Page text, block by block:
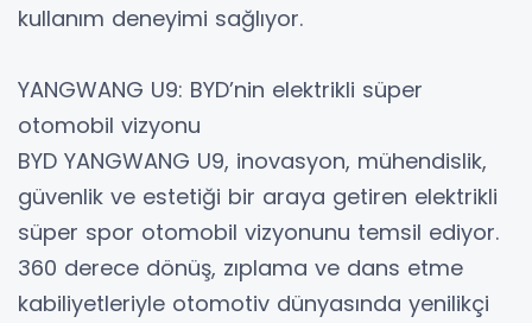
kullanım deneyimi sağlıyor.
YANGWANG U9: BYD’nin elektrikli süper
otomobil vizyonu
BYD YANGWANG U9, inovasyon, mühendislik,
güvenlik ve estetiği bir araya getiren elektrikli
süper spor otomobil vizyonunu temsil ediyor.
360 derece dönüş, zıplama ve dans etme
kabiliyetleriyle otomotiv dünyasında yenilikçi